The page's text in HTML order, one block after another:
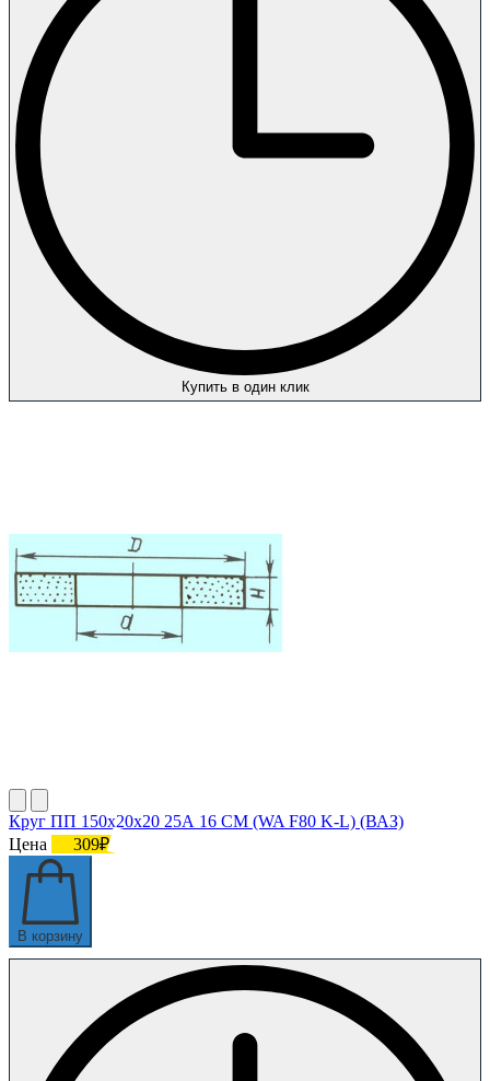
Купить в один клик
Круг ПП 150х20х20 25А 16 СМ (WA F80 K-L) (ВАЗ)
Цена
309₽
В корзину